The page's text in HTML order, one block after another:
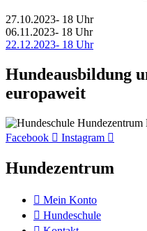
27.10.2023- 18 Uhr
06.11.2023- 18 Uhr
22.12.2023- 18 Uhr
Hundeausbildung
europaweit
Facebook Instagram
Hundezentrum
Mein Konto
Hundeschule